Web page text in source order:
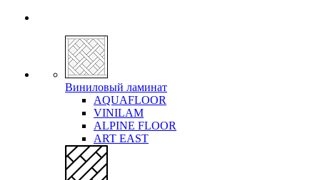
Виниловый ламинат
AQUAFLOOR
VINILAM
ALPINE FLOOR
ART EAST